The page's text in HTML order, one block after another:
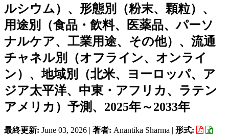
ルシウム）、形態別（粉末、顆粒）、
用途別（食品・飲料、医薬品、パーソ
ナルケア、工業用途、その他）、流通
チャネル別（オフライン、オンライ
ン）、地域別（北米、ヨーロッパ、ア
ジア太平洋、中東・アフリカ、ラテン
アメリカ）予測、2025年～2033年
最終更新: June 03, 2026 | 著者: Anantika Sharma | 形式: